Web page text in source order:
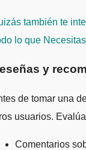
también te
lo que
y
de tomar una
usuarios.
Comentarios